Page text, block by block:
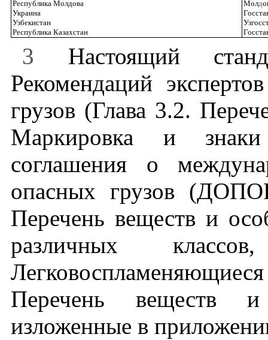
Республика Молдова
Молд
Украина
Узбекистан
Республика Казахстан
3 Настоящий
Рекомендаций
грузов (Глава 3.2.
Маркировка и знаки
соглашения о
опасных грузов
Перечень веществ и
различных
Перечень веществ и
изложенные в